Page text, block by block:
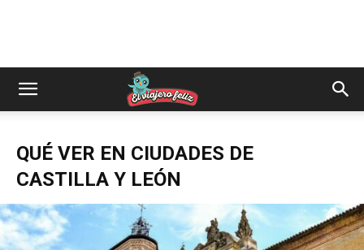
QUÉ VER EN CIUDADES DE
CASTILLA Y LEÓN